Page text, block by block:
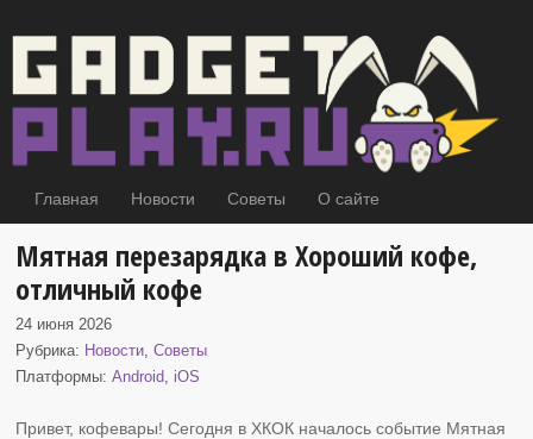
Главная Новости Советы О сайте
Мятная перезарядка в Хороший кофе,
отличный кофе
24 июня 2026
Рубрика: Новости,Советы
Платформы:Android, iOS
Привет, кофевары! Сегодня в ХКОК началось событие Мятная